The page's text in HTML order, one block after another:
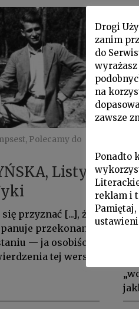
Polecamy do
Listy
przyznać [...], że
przekonanie,
— ja osobiście
tej wersji.
Z
Drogi
zanim
do
na
zawsze
Ponadto
reklam i